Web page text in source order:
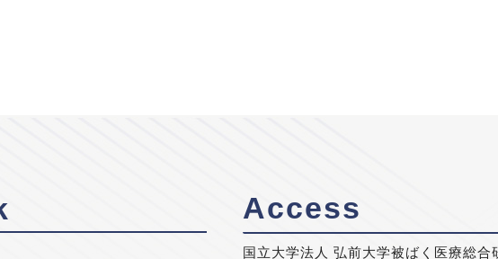
Access
国立大学法人 弘前大学被ばく医療総合